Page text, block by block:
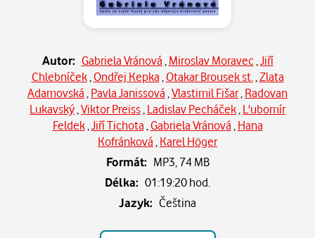
Autor: Gabriela Vránová Miroslav Moravec, Jiří
Chlebníček, Ondřej Kepka Otakar Brousek st. Zlata
Adamovská Pavla Janissová Vlastimil Fišar, Radovan
Lukavský Viktor Preiss Ladislav Pecháček L'ubomír
Feldek, Jiří Tichota Gabriela Vránová Hana
Kofránková Karel Höger
Formát: MP3, 74 MB
Délka: 01:19:20 hod.
Jazyk: Čeština